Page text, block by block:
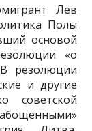
Лев
Полы
осно­вой
«о
резолюции
и другие
советской